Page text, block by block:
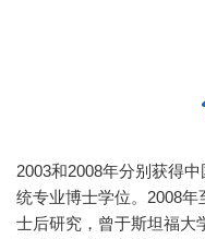
2003和2008年分别获得
统专业博士学位。2008
士后研究，曾于斯坦福大